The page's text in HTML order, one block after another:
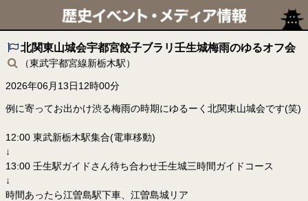
北関東山城会宇都宮餃子ブラリ壬生城梅雨のゆるオフ会
（東武宇都宮線新栃木駅）
2026年06月13日12時00分
例に寄ってお出かけ渋る梅雨の時期にゆるーく北関東山城会です(笑)
12:00 東武新栃木駅集合(電車移動)
↓
13:00 壬生駅ガイドさん待ち合わせ壬生城三時間ガイドコース
↓
時間あったら江曽島駅下車、江曽島城リア